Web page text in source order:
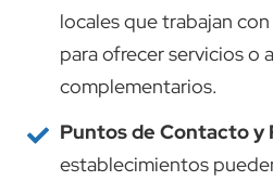
locales que trabajan
para ofrecer servicios o
complementarios.
Puntos de Contacto y
establecimientos